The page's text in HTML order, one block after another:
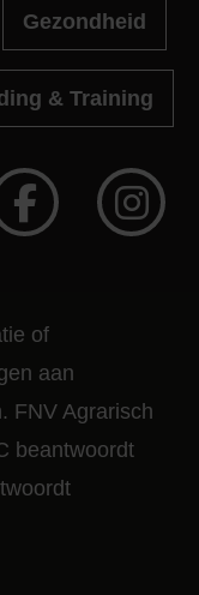
Gezondheid
& Training
of
aan
FNV Agrarisch
beantwoordt